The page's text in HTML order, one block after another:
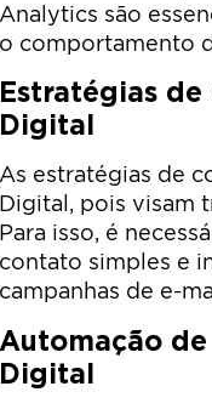
Analytics são
o comportamento
Estratégias de
Digital
As estratégias de
Digital, pois visam
Para isso, é
contato simples e
campanhas de e-
Automação
Digital